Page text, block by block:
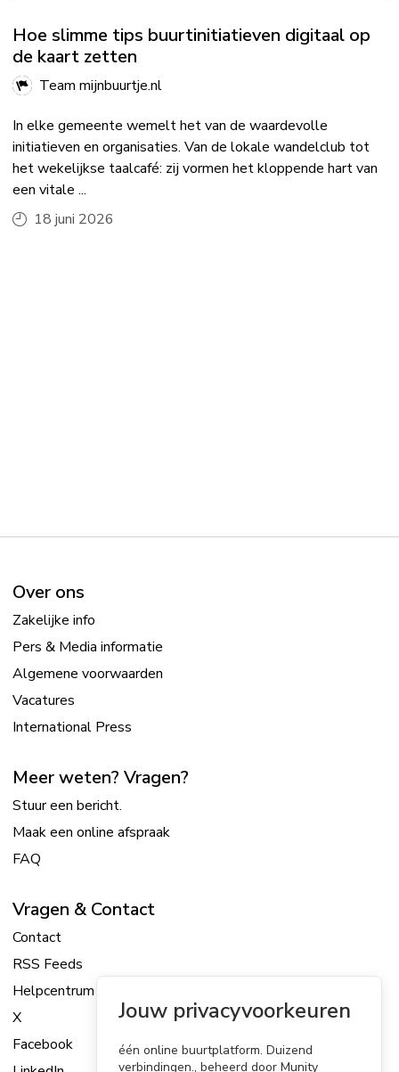
Jouw privacyvoorkeuren
één online buurtplatform. Duizend
verbindingen., beheerd door Munity
Hoe slimme tips buurtinitiatieven digitaal op
de kaart zetten
Team mijnbuurtje.nl
In elke gemeente wemelt het van de waardevolle
initiatieven en organisaties. Van de lokale wandelclub tot
het wekelijkse taalcafé: zij vormen het kloppende hart van
een vitale ...
18 juni 2026
Over ons
Zakelijke info
Pers & Media informatie
Algemene voorwaarden
Vacatures
International Press
Meer weten? Vragen?
Stuur een bericht.
Maak een online afspraak
FAQ
Vragen & Contact
Contact
RSS Feeds
Helpcentrum
X
Facebook